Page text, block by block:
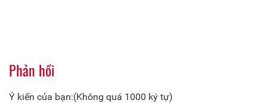
Phản hồi
Ý kiến của bạn:(Không quá 1000 ký tự)